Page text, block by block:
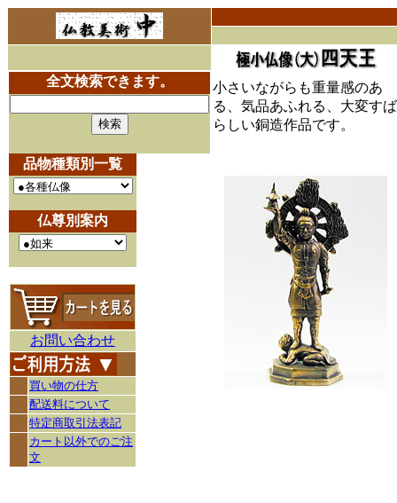
全文検索できます。
品物種類別一覧
仏尊別案内
お問い合わせ
買い物の仕方
配送料について
特定商取引法表記
カート以外でのご注
文
小さいながらも重量感のあ
る、気品あふれる、大変すば
らしい銅造作品です。